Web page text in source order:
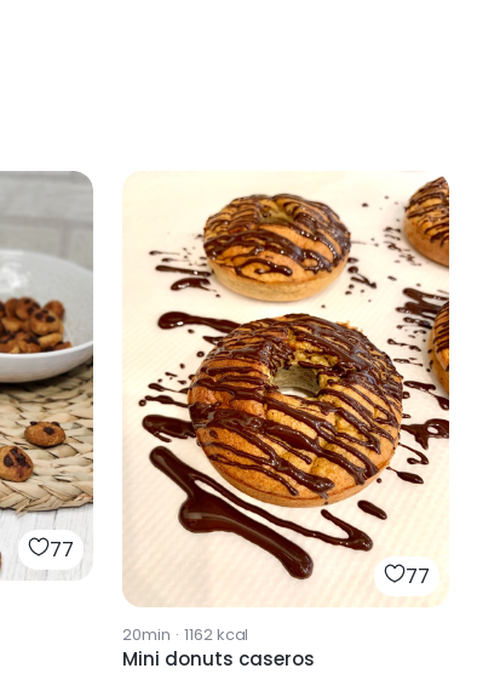
77
77
20min · 1162kcal
Mini donuts caseros